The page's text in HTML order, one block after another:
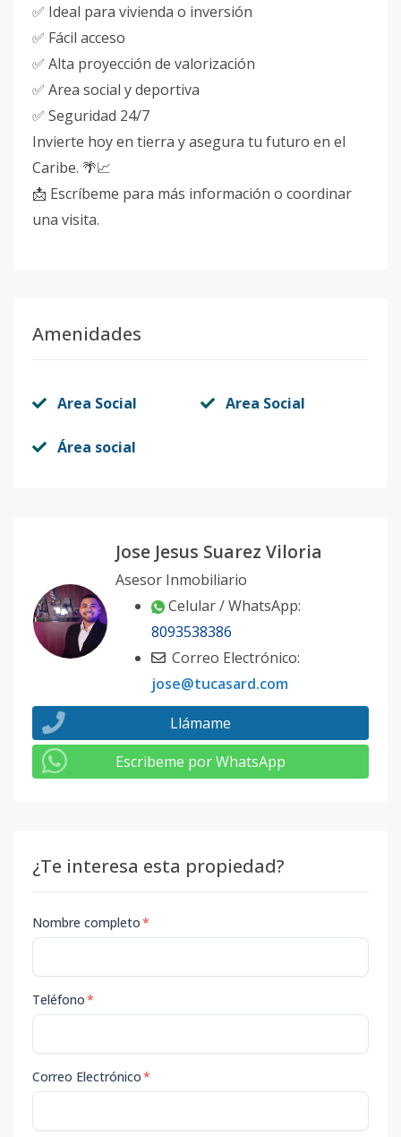
✅ Ideal para vivienda o inversión
✅ Fácil acceso
✅ Alta proyección de valorización
✅ Area social y deportiva
✅ Seguridad 24/7
Invierte hoy en tierra y asegura tu futuro en el
Caribe. 🌴📈
📩 Escríbeme para más información o coordinar
una visita.
Amenidades
Area Social Area Social
Área social
Jose Jesus Suarez Viloria
Asesor Inmobiliario
Celular / WhatsApp:
8093538386
Correo Electrónico:
jose@tucasard.com
Llámame
Escribeme por WhatsApp
¿Te interesa esta propiedad?
Nombre completo*
Teléfono*
Correo Electrónico*